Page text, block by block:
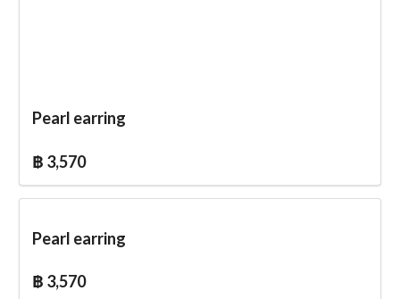
Pearl earring
฿ 3,570
Pearl earring
฿ 3,570